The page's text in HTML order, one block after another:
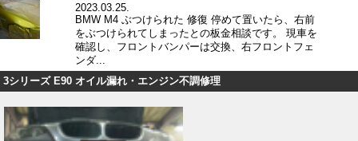
2023.03.25.
BMW M4 ぶつけられた 修復 停めて置いたら、右前
をぶつけられてしまったとの板金相談です。 現車を
確認し、フロントバンパーは交換、右フロントフェ
ンダ...
3シリーズ E90 オイル漏れ・エンジン不調修理